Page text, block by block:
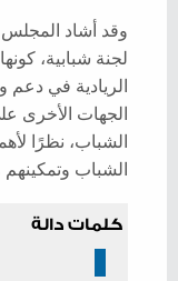
وقد أشاد المجلس
لجنة شبابية،
الريادية في
الجهات الأخرى
الشباب، نظرًا
الشباب
كلمات دالة